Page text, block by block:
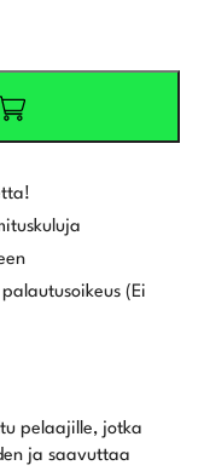
(Ei
pelaajille, jotka
ja saavuttaa